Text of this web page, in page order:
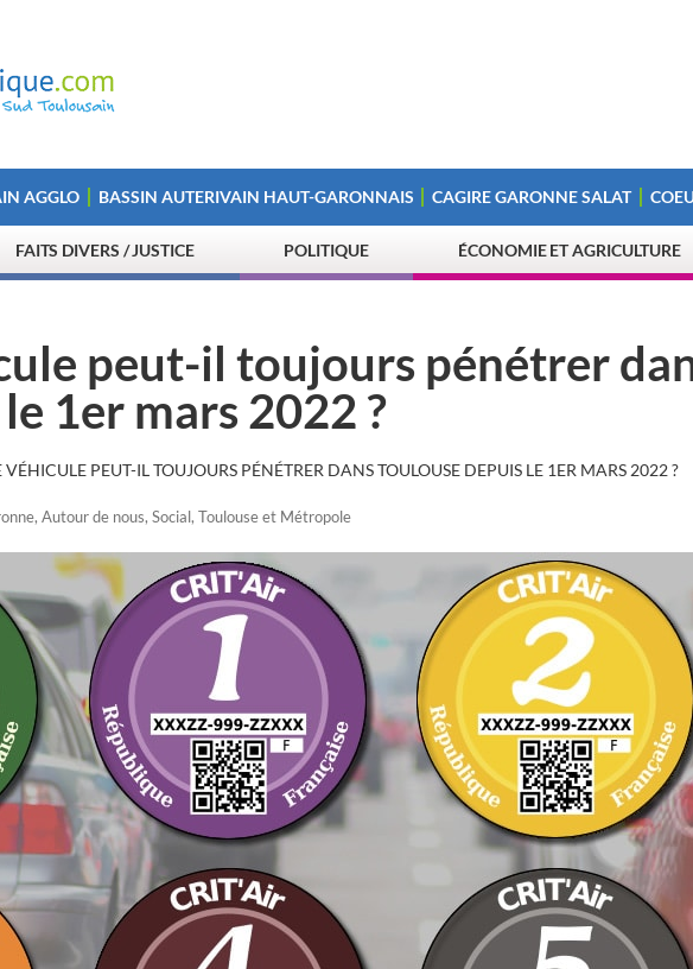
AGGLO BASSIN AUTERIVAIN HAUT-GARONNAIS CAGIRE GARONNE SALAT
FAITS DIVERS / JUSTICE POLITIQUE ÉCONOMIE ET AGRICULTURE
peut-il toujours pénétrer
1er mars 2022 ?
VÉHICULE PEUT-IL TOUJOURS PÉNÉTRER DANS TOULOUSE DEPUIS LE 1ER MARS 2022 ?
, Autour de nous, Social, Toulouse et Métropole